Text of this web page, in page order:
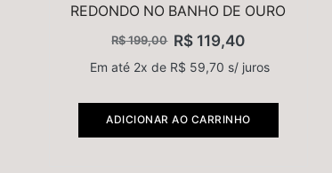
REDONDO NO BANHO DE OURO
R$199,00 R$ 119,40
Em até 2x de R$ 59,70 s/ juros
ADICIONAR AO CARRINHO